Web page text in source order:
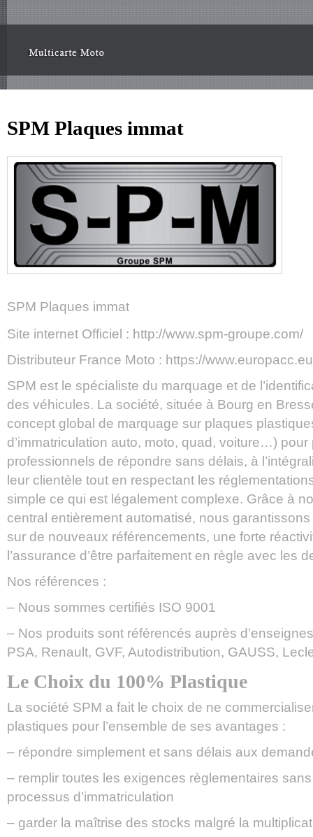
SPM Plaques immat
SPM Plaques immat
Site internet Officiel : http://www.spm-groupe.com/
Distributeur France Moto : https://
SPM est le spécialiste du marquage et de
des véhicules. La société, située à Bourg en
concept global de marquage sur plaques
d’immatriculation auto, moto, quad, voiture…)
professionnels de répondre sans délais, à
leur clientèle tout en respectant les
simple ce qui est légalement complexe. Grâce à
central entièrement automatisé, nous
sur de nouveaux référencements, une forte
l’assurance d’être parfaitement en règle avec les
Nos références :
– Nous sommes certifiés ISO 9001
– Nos produits sont référencés auprès
PSA, Renault, GVF, Autodistribution, GAUSS,
Le Choix du 100% Plastique
La société SPM a fait le choix de ne
plastiques pour l’ensemble de ses avantages :
– répondre simplement et sans délais aux
– remplir toutes les exigences règlementaires
processus d’immatriculation
– garder la maîtrise des stocks malgré la